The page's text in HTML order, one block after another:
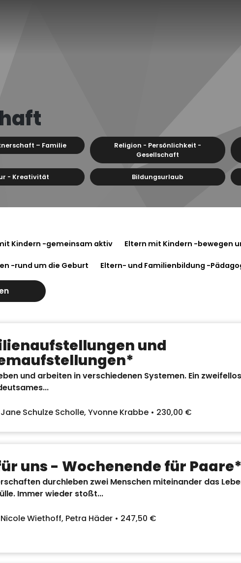
– Familie
Religion - Persönlichkeit -
Gesellschaft
- Kreativität Bildungsurlaub
Kindern -gemeinsam aktiv Eltern mit Kindern -bewegen
-rund um die Geburt Eltern- und Familienbildung -
und
und arbeiten in verschiedenen Systemen. Ein
Schulze Scholle, Yvonne Krabbe • 230,00 €
uns - Wochenende für Paare*
durchleben zwei Menschen miteinander das
Immer wieder stoßt...
Wiethoff, Petra Häder • 247,50 €